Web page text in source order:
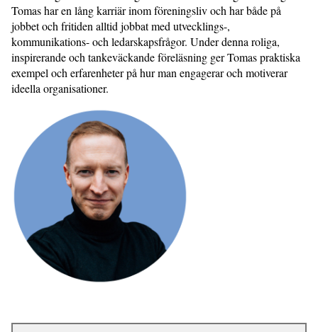
Tomas har en lång karriär inom föreningsliv och har både på
jobbet och fritiden alltid jobbat med utvecklings-,
kommunikations- och ledarskapsfrågor. Under denna roliga,
inspirerande och tankeväckande föreläsning ger Tomas praktiska
exempel och erfarenheter på hur man engagerar och motiverar
ideella organisationer.